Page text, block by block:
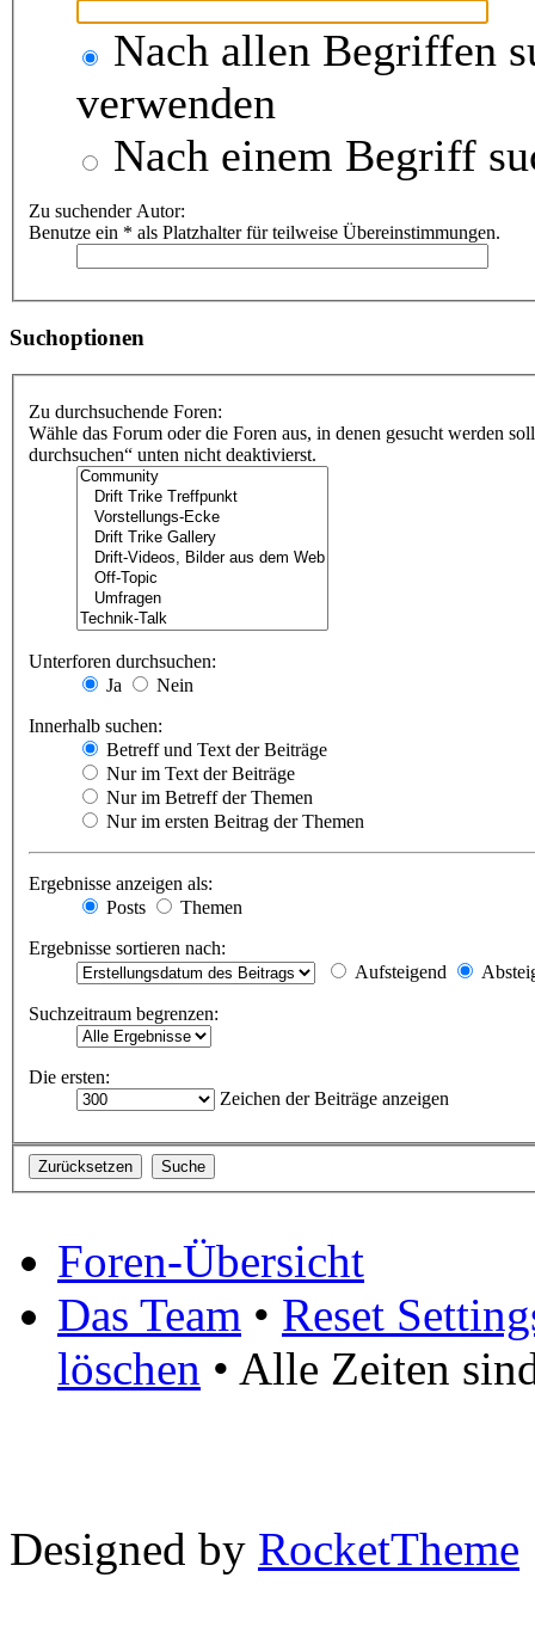
Nach allen Begriffen
verwenden
Nach einem Begriff
Zu suchender Autor:
Benutze ein * als Platzhalter für teilweise Übereinstimmungen.
Suchoptionen
Zu durchsuchende Foren:
Wähle das Forum oder die Foren aus, in denen gesucht werden
durchsuchen“ unten nicht deaktivierst.
Unterforen durchsuchen:
Ja
Nein
Innerhalb suchen:
Betreff und Text der Beiträge
Nur im Text der Beiträge
Nur im Betreff der Themen
Nur im ersten Beitrag der Themen
Ergebnisse anzeigen als:
Posts
Themen
Ergebnisse sortieren nach:
Aufsteigend
Suchzeitraum begrenzen:
Die ersten:
Zeichen der Beiträge anzeigen
Foren-Übersicht
Das Team • Reset
löschen • Alle Zeiten
Designed by RocketTheme